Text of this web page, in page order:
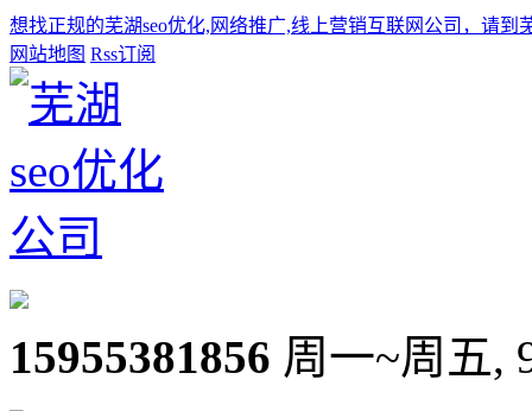
想找正规的芜湖seo优化,网络推广,线上营销互联网公司，请到
网站地图 Rss订阅
15955381856 周一~周五,